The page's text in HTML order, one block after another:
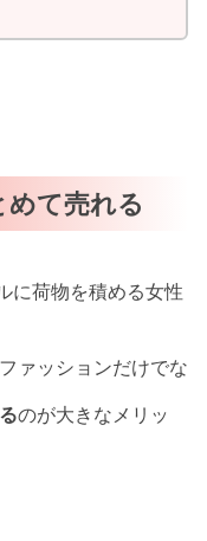
て売れる
ァッションだけでな
のが大きなメリッ